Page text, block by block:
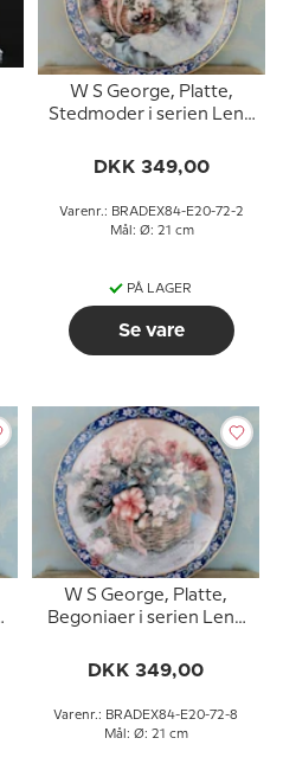
W S George, Platte,
Stedmoder i serien Lene
DKK 349,00
Varenr.: BRADEX84-E20-72-2
Mål: Ø: 21 cm
PÅ LAGER
Se vare
W S George, Platte,
Begoniaer i serien Lene
DKK 349,00
Varenr.: BRADEX84-E20-72-8
Mål: Ø: 21 cm